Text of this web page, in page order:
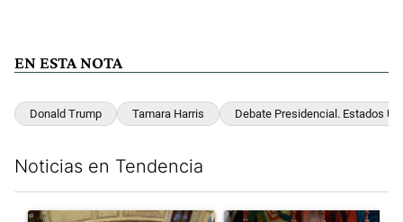
EN ESTA NOTA
Donald Trump Tamara Harris Debate Presidencial. Estados
Noticias en Tendencia
Un artículo de tendencia con el título "El Senado dio media
Un artículo de tendencia con